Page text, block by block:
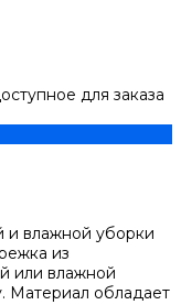
для заказа
и влажной уборки
из
или влажной
Материал обладает